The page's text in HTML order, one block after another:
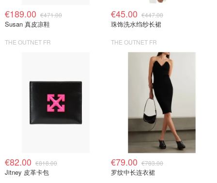
€189.00 €471.00
Susan 真皮凉鞋
THE OUTNET FR
€45.00 €447.00
珠饰洗水绉纱长裙
THE OUTNET FR
€82.00 €818.00
Jitney 皮革卡包
€79.00 €783.00
罗纹中长连衣裙